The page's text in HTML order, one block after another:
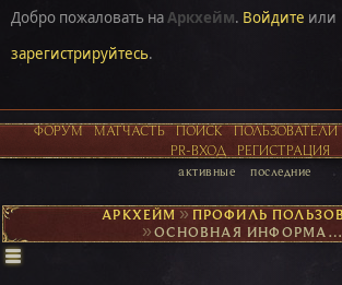
Добро пожаловать наАркхейм. Войдите или
зарегистрируйтесь.
ФОРУМ МАТЧАСТЬ ПОИСК ПОЛЬЗОВАТЕЛИ
PR-ВХОД
РЕГИСТРАЦИЯ
активные последние
АРКХЕЙМ►
► ОСНОВНАЯ ИНФОРМАЦИЯ